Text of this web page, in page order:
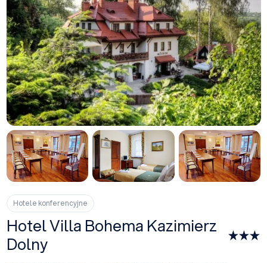
Hotele konferencyjne
Hotel Villa Bohema Kazimierz
Dolny